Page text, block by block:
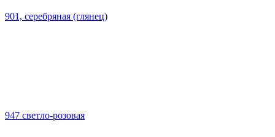
901, серебряная (глянец)
947 светло-розовая